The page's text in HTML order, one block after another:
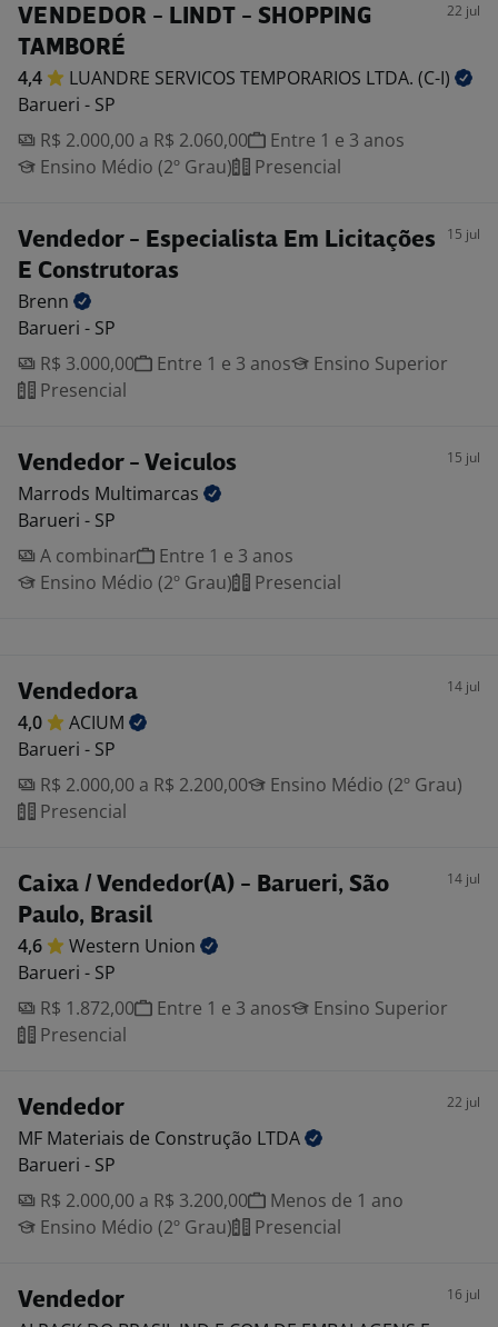
VENDEDOR - LINDT - SHOPPING
TAMBORÉ
22 jul
4,4 LUANDRE SERVICOS TEMPORARIOS LTDA. (C-I)
Barueri - SP
R$ 2.000,00 a R$ 2.060,00
Entre 1 e 3 anos
Ensino Médio (2º Grau)
Presencial
Vendedor - Especialista Em Licitações
E Construtoras
15 jul
Brenn
Barueri - SP
R$ 3.000,00
Entre 1 e 3 anos
Ensino Superior
Presencial
Vendedor - Veiculos 15 jul
Marrods Multimarcas
Barueri - SP
A combinar
Entre 1 e 3 anos
Ensino Médio (2º Grau)
Presencial
Vendedora 14 jul
4,0
ACIUM
Barueri - SP
R$ 2.000,00 a R$ 2.200,00
Ensino Médio (2º Grau)
Presencial
Caixa / Vendedor(A) - Barueri, São
Paulo, Brasil
14 jul
4,6 Western Union
Barueri - SP
R$ 1.872,00
Entre 1 e 3 anos
Ensino Superior
Presencial
Vendedor 22 jul
MF Materiais de Construção LTDA
Barueri - SP
R$ 2.000,00 a R$ 3.200,00
Menos de 1 ano
Ensino Médio (2º Grau)
Presencial
Vendedor 16 jul